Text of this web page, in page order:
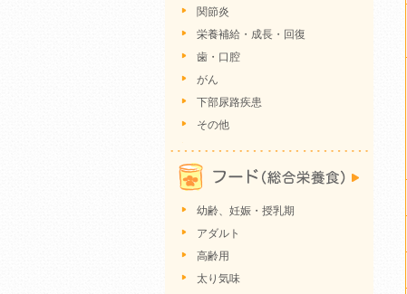
関節炎
栄養補給・成長・回復
歯・口腔
がん
下部尿路疾患
その他
幼齢、妊娠・授乳期
アダルト
高齢用
太り気味